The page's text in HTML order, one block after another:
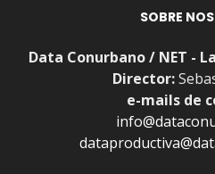
SOBRE
Data Conurbano / NET -
Director:
e-mails de